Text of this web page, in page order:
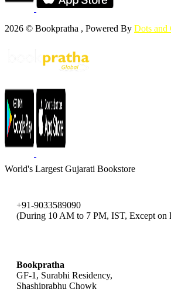
2026 © Bookpratha , Powered By Dots and
World's Largest Gujarati Bookstore
+91-9033589090
(During 10 AM to 7 PM, IST, Except on
Bookpratha
GF-1, Surabhi Residency,
Shashiprabhu Chowk